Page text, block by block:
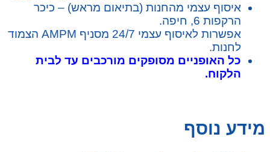
איסוף עצמי מהחנות (בתיאום מראש) – כיכר
הרקפות 6, חיפה.
אפשרות לאיסוף עצמי 24/7 מסניף AMPM הצמוד
לחנות.
כל האופניים מסופקים מורכבים עד לבית
הלקוח.
מידע נוסף